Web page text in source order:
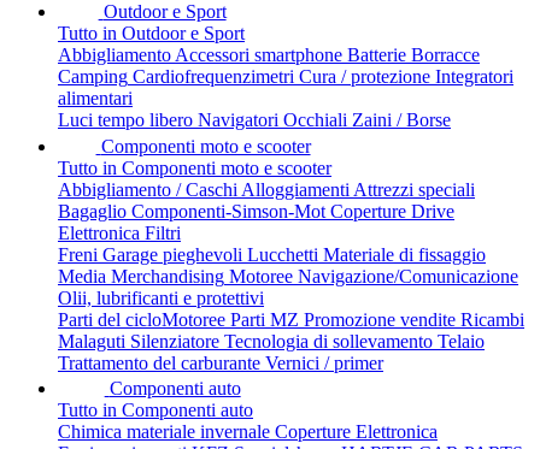
Outdoor e Sport
Tutto in Outdoor e Sport
AbbigliamentoAccessori smartphone Batterie Borracce
Camping Cardiofrequenzimetri Cura / protezione Integratori
alimentari
Luci tempo libero Navigatori Occhiali Zaini / Borse
Componenti moto e scooter
Tutto in Componenti moto e scooter
Abbigliamento / Caschi Alloggiamenti Attrezzi speciali
Bagaglio Componenti-Simson-Mot Coperture Drive
Elettronica Filtri
Freni Garage pieghevoli Lucchetti Materiale di fissaggio
Media Merchandising Motoree Navigazione/Comunicazione
Olii, lubrificanti e protettivi
Parti del cicloMotoree Parti MZ Promozione vendite Ricambi
Malaguti Silenziatore Tecnologia di sollevamento Telaio
Trattamento del carburante Vernici / primer
Componenti auto
Tutto in Componenti auto
Chimica materiale invernale Coperture Elettronica